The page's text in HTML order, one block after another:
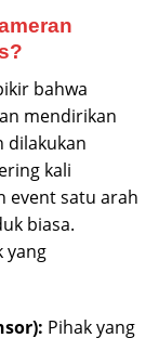
bahwa
mendirikan
dilakukan
kali
event satu arah
biasa.
yang
Pihak yang